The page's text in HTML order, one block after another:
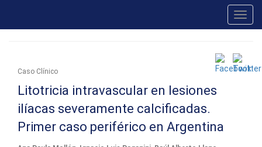
Caso Clínico
Litotricia intravascular en lesiones
ilíacas severamente calcificadas.
Primer caso periférico en Argentina